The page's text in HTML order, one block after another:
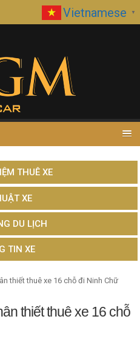
Vietnamese ▼
THUÊ XE
XE
DU LỊCH
TIN XE
thiết thuê xe 16 chỗ đi Ninh Chữ
thiết thuê xe 16 chỗ